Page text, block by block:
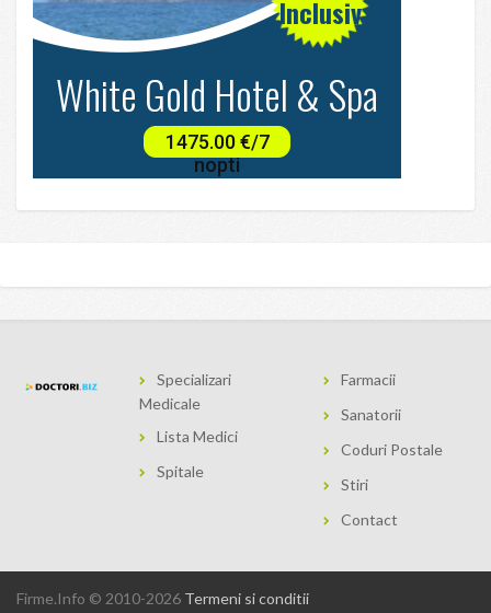
Specializari
Medicale
Lista Medici
Spitale
Farmacii
Sanatorii
Coduri Postale
Stiri
Contact
Firme.Info © 2010-2026 Termeni si conditii